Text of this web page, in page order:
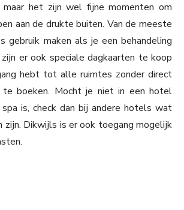
het zijn wel fijne momenten om
aan de drukte buiten. Van de meeste
gebruik maken als je een behandeling
er ook speciale dagkaarten te koop
hebt tot alle ruimtes zonder direct
te boeken. Mocht je niet in een hotel
is, check dan bij andere hotels wat
zijn. Dikwijls is er ook toegang mogelijk